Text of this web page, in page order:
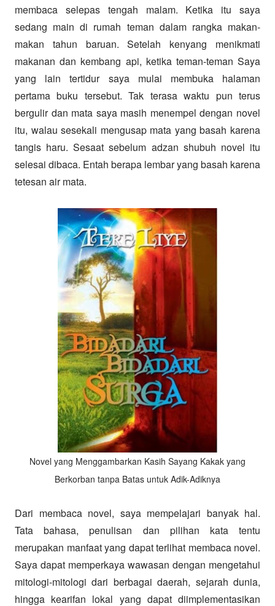
membaca selepas tengah malam. Ketika itu saya
sedang main di rumah teman dalam rangka makan-
makan tahun baruan. Setelah kenyang menikmati
makanan dan kembang api, ketika teman-teman Saya
yang lain tertidur saya mulai membuka halaman
pertama buku tersebut. Tak terasa waktu pun terus
bergulir dan mata saya masih menempel dengan novel
itu, walau sesekali mengusap mata yang basah karena
tangis haru. Sesaat sebelum adzan shubuh novel itu
selesai dibaca. Entah berapa lembar yang basah karena
tetesan air mata.
Novel yang Menggambarkan Kasih Sayang Kakak yang
Berkorban tanpa Batas untuk Adik-Adiknya
Dari membaca novel, saya mempelajari banyak hal.
Tata bahasa, penulisan dan pilihan kata tentu
merupakan manfaat yang dapat terlihat membaca novel.
Saya dapat memperkaya wawasan dengan mengetahui
mitologi-mitologi dari berbagai daerah, sejarah dunia,
hingga kearifan lokal yang dapat diimplementasikan